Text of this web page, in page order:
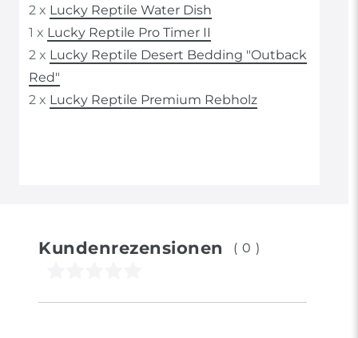
2 x Lucky Reptile Water Dish
1 x Lucky Reptile Pro Timer II
2 x Lucky Reptile Desert Bedding "Outback
Red"
2 x Lucky Reptile Premium Rebholz
Kundenrezensionen (0)